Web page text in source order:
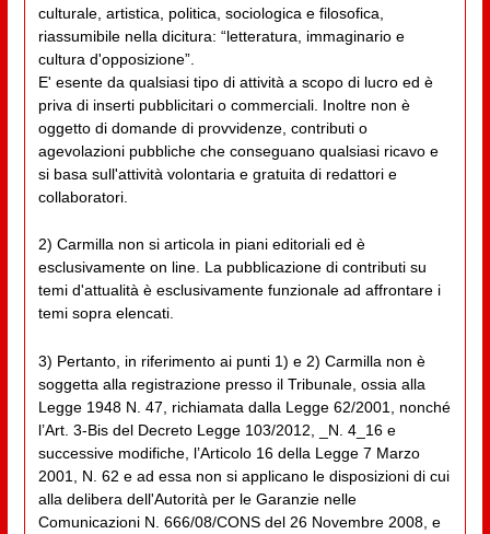
culturale, artistica, politica, sociologica e filosofica,
riassumibile nella dicitura: “letteratura, immaginario e
cultura d'opposizione”.
E' esente da qualsiasi tipo di attività a scopo di lucro ed è
priva di inserti pubblicitari o commerciali. Inoltre non è
oggetto di domande di provvidenze, contributi o
agevolazioni pubbliche che conseguano qualsiasi ricavo e
si basa sull'attività volontaria e gratuita di redattori e
collaboratori.
2) Carmilla non si articola in piani editoriali ed è
esclusivamente on line. La pubblicazione di contributi su
temi d'attualità è esclusivamente funzionale ad affrontare i
temi sopra elencati.
3) Pertanto, in riferimento ai punti 1) e 2) Carmilla non è
soggetta alla registrazione presso il Tribunale, ossia alla
Legge 1948 N. 47, richiamata dalla Legge 62/2001, nonché
l’Art. 3-Bis del Decreto Legge 103/2012, _N. 4_16 e
successive modifiche, l’Articolo 16 della Legge 7 Marzo
2001, N. 62 e ad essa non si applicano le disposizioni di cui
alla delibera dell'Autorità per le Garanzie nelle
Comunicazioni N. 666/08/CONS del 26 Novembre 2008, e